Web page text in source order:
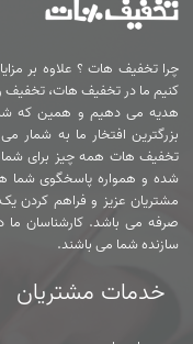
چرا تخفیف هات ؟ علاوه بر
کنیم ما در تخفیف هات، تخفیف
هدیه می دهیم و همین که
بزرگترین افتخار ما به
تخفیف هات همه چیز برای
شده و همواره پاسخگوی
مشتریان عزیز و فراهم کردن
صرفه می باشد. کارشناسان ما
سازنده شما می باشند.
خدمات مشتریان